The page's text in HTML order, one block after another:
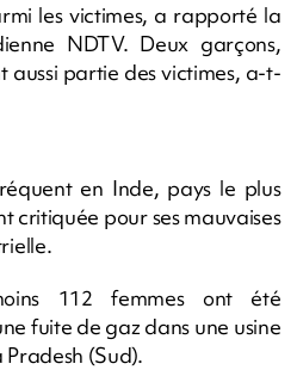
les victimes, a rapporté la
NDTV. Deux garçons,
aussi partie des victimes, a-t-
en Inde, pays le plus
critiquée pour ses mauvaises
112 femmes ont été
fuite de gaz dans une usine
(Sud).